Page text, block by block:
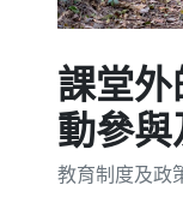
課堂
動參
教育制度及政